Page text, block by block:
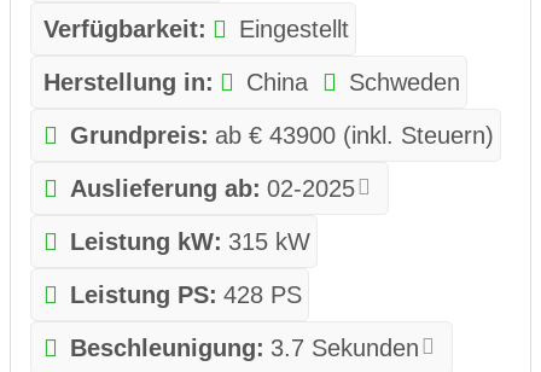
Verfügbarkeit:
Eingestellt
Herstellung in:
China
Schweden
Grundpreis: ab € 43900 (inkl. Steuern)
Auslieferung ab: 02-2025
Leistung kW: 315 kW
Leistung PS: 428 PS
Beschleunigung: 3.7 Sekunden